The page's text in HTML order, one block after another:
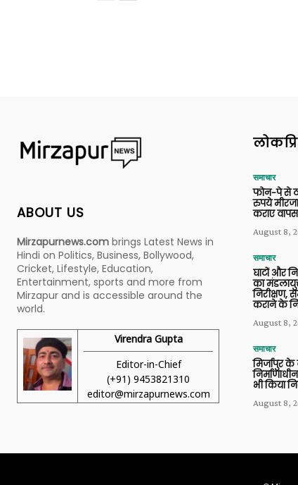
ABOUT US
Mirzapurnews.com brings Latest News in
Hindi on Politics, Business, Bollywood,
Cricket, Lifestyle, Education,
Entertainment, sports and more from
Mirzapur and is accessible around the
world.
Virendra Gupta
Editor-in-Chief
(+91) 9453821310
editor@mirzapurnews.com
समाचार
फोन-पे से
रुपये
कराए वापस
August 8,
समाचार
घाटों और
का
निरीक्षण,
कराने के
August 8,
समाचार
मिर्जापुर
भी किया
August 8,